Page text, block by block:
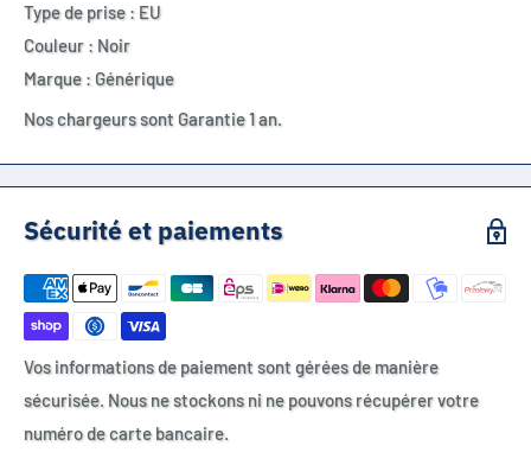
Type de prise : EU
Couleur : Noir
Marque : Générique
Nos chargeurs sont Garantie 1 an.
Sécurité et paiements
Vos informations de paiement sont gérées de manière
sécurisée. Nous ne stockons ni ne pouvons récupérer votre
numéro de carte bancaire.